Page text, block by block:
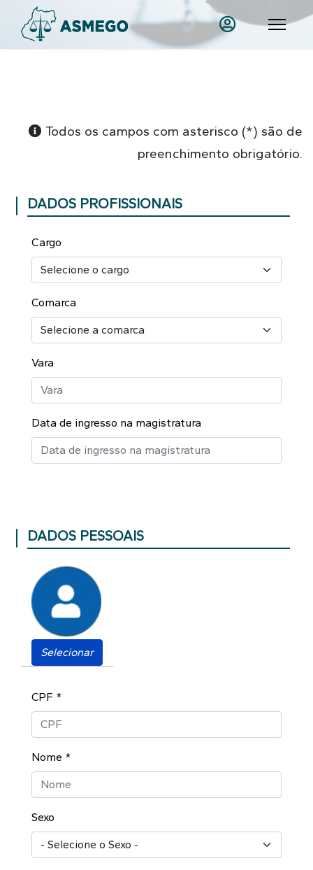
Todos os campos com asterisco (*) são de
preenchimento obrigatório.
DADOS PROFISSIONAIS
Cargo
Comarca
Vara
Data de ingresso na magistratura
DADOS PESSOAIS
Selecionar
CPF *
Nome *
Sexo